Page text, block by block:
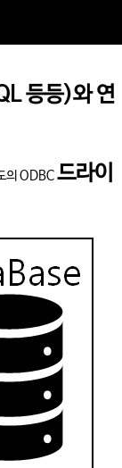
등등)와 연
의 ODBC드라이